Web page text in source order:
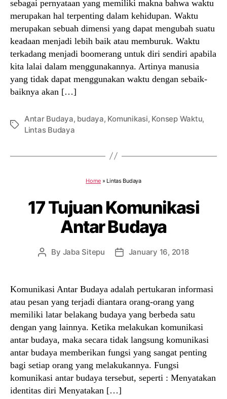
sebagai pernyataan yang memiliki makna bahwa waktu
merupakan hal terpenting dalam kehidupan. Waktu
merupakan sebuah dimensi yang dapat mengubah suatu
keadaan menjadi lebih baik atau memburuk. Waktu
terkadang menjadi boomerang untuk diri sendiri apabila
kita lalai dalam menggunakannya. Artinya manusia
yang tidak dapat menggunakan waktu dengan sebaik-
baiknya akan […]
Tags
Antar Budaya, budaya, Komunikasi, Konsep Waktu,
Lintas Budaya
Home » Lintas Budaya
17 Tujuan Komunikasi
Antar Budaya
Post
By Jaba Sitepu
PostJanuary 16, 2018
Komunikasi Antar Budaya adalah pertukaran informasi
atau pesan yang terjadi diantara orang-orang yang
memiliki latar belakang budaya yang berbeda satu
dengan yang lainnya. Ketika melakukan komunikasi
antar budaya, maka secara tidak langsung komunikasi
antar budaya memberikan fungsi yang sangat penting
bagi setiap orang yang melakukannya. Fungsi
komunikasi antar budaya tersebut, seperti : Menyatakan
identitas diri Menyatakan […]